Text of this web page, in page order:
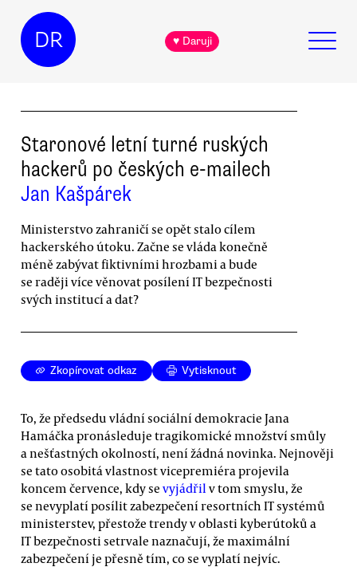
DR ♥ Daruji
Staronové letní turné ruských
hackerů po českých e-mailech
Jan Kašpárek
Ministerstvo zahraničí se opět stalo cílem
hackerského útoku. Začne se vláda konečně
méně zabývat fiktivními hrozbami a bude
se raději více věnovat posílení IT bezpečnosti
svých institucí a dat?
Zkopírovat odkaz Vytisknout
To, že předsedu vládní sociální demokracie Jana
Hamáčka pronásleduje tragikomické množství smůly
a nešťastných okolností, není žádná novinka. Nejnověji
se tato osobitá vlastnost vicepremiéra projevila
koncem července, kdy se vyjádřil v tom smyslu, že
se nevyplatí posílit zabezpečení resortních IT systémů
ministerstev, přestože trendy v oblasti kyberútoků a
IT bezpečnosti setrvale naznačují, že maximální
zabezpečení je přesně tím, co se vyplatí nejvíc.